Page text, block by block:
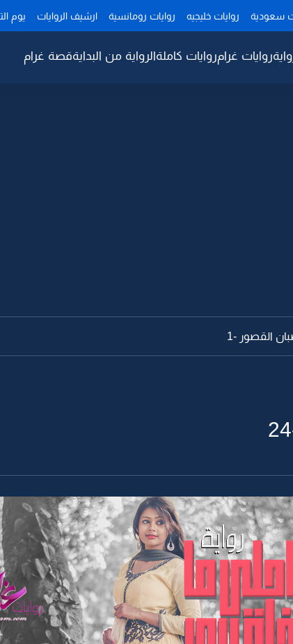
سعودية روايات خليجيه روايات رومانسية ارشيف الروايات يوم
روايات غرامروايات كاملةالرواية من البدايةقصة غرام
القصور -1